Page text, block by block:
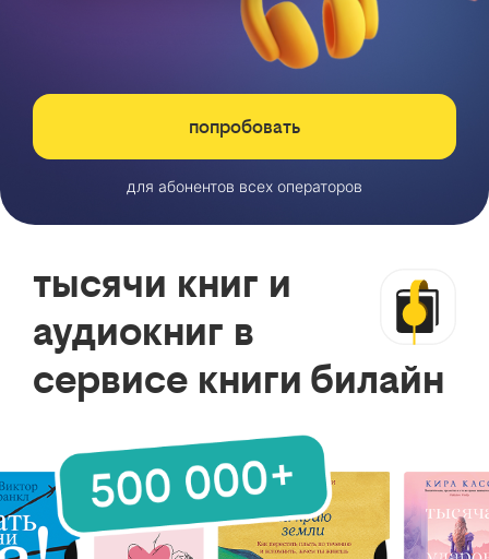
попробовать
для абонентов всех операторов
тысячи книг и
аудиокниг в
сервисе книги билайн